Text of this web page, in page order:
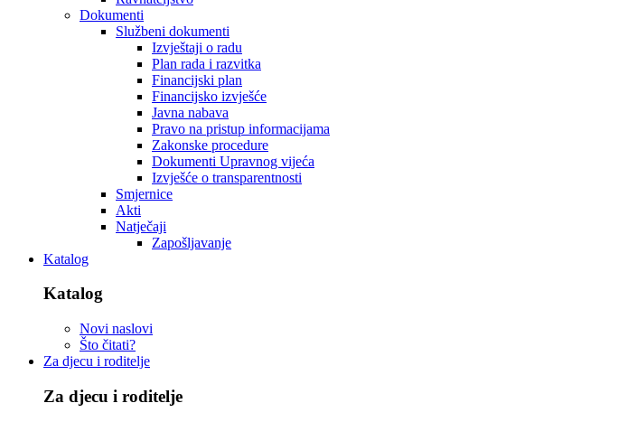
Dokumenti
Službeni dokumenti
Izvještaji o radu
Plan rada i razvitka
Financijski plan
Financijsko izvješće
Javna nabava
Pravo na pristup informacijama
Zakonske procedure
Dokumenti Upravnog vijeća
Izvješće o transparentnosti
Smjernice
Akti
Natječaji
Zapošljavanje
Katalog
Katalog
Novi naslovi
Što čitati?
Za djecu i roditelje
Za djecu i roditelje